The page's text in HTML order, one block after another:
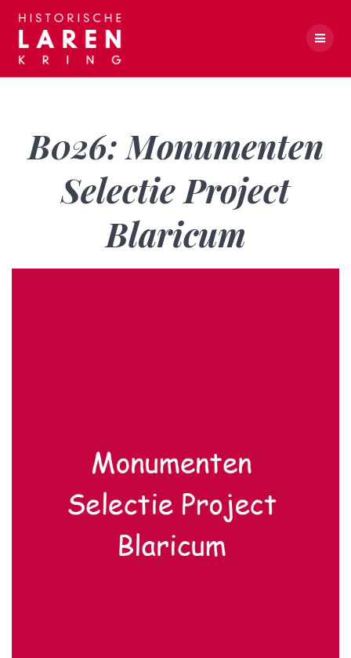
B026: Monumenten
Selectie Project
Blaricum